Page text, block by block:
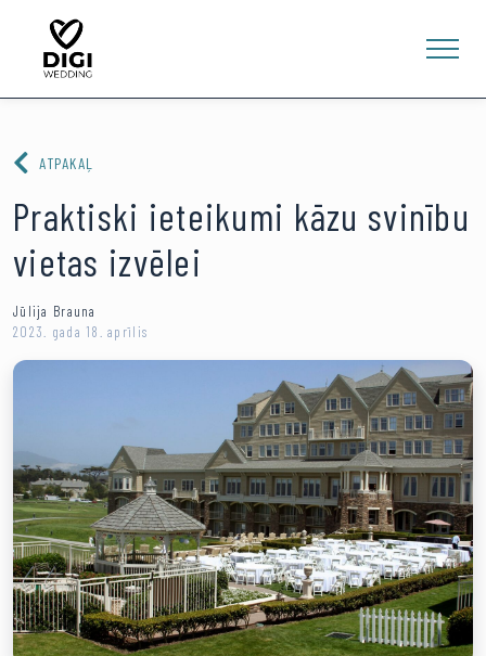
LV EN Ienākt
ATPAKAĻ
Praktiski ieteikumi kāzu svinību
vietas izvēlei
Jūlija Brauna
2023. gada 18. aprīlis